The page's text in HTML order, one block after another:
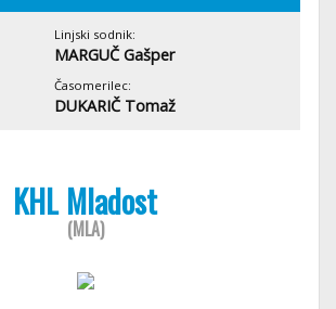
Linjski sodnik:
MARGUČ Gašper
Časomerilec:
DUKARIČ Tomaž
KHL Mladost
(MLA)